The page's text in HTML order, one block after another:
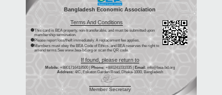
Bangladesh Economic Association
Terms And Conditions
This card is BEA property, non-transferable, and must be submitted upon
membership termination.
Please report loss/theft immediately. A replacement fee applies.
Members must obey the BEA Code of Ethics, and BEA reserves the right to
amend terms.See www.bea-bd.org or scan the QR code.
If found, please return to
Mobile: +8801716418500 | Phone: +880241031035 | Email: info@bea-bd.org
Address: 4/C, Eskaton Garden Road, Dhaka-1000, Bangladesh
Member Secretary